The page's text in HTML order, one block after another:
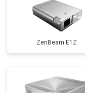
ZenBeam E1Z